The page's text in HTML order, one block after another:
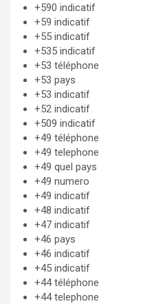
+590 indicatif
+59 indicatif
+55 indicatif
+535 indicatif
+53 téléphone
+53 pays
+53 indicatif
+52 indicatif
+509 indicatif
+49 téléphone
+49 telephone
+49 quel pays
+49 numero
+49 indicatif
+48 indicatif
+47 indicatif
+46 pays
+46 indicatif
+45 indicatif
+44 téléphone
+44 telephone